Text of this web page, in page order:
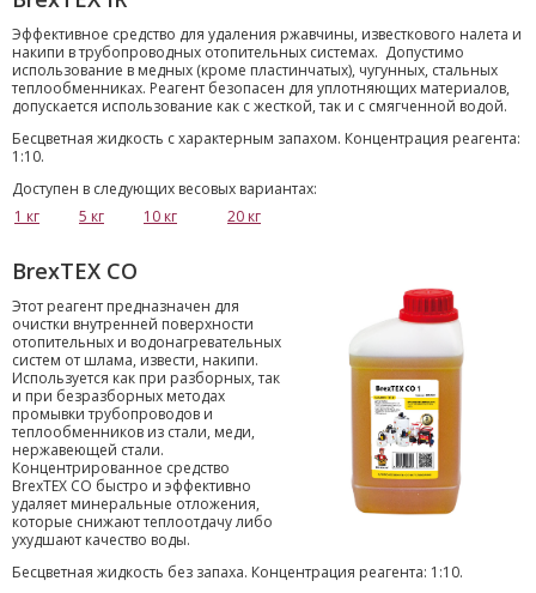
Эффективное средство для удаления ржавчины, известкового налета и
накипи в трубопроводных отопительных системах. Допустимо
использование в медных (кроме пластинчатых), чугунных, стальных
теплообменниках. Реагент безопасен для уплотняющих материалов,
допускается использование как с жесткой, так и с смягченной водой.
Бесцветная жидкость с характерным запахом. Концентрация реагента:
1:10.
Доступен в следующих весовых вариантах:
1 кг
5 кг 10 кг 20 кг
BrexTEX CO
Этот реагент предназначен для
очистки внутренней поверхности
отопительных и водонагревательных
систем от шлама, извести, накипи.
Используется как при разборных, так
и при безразборных методах
промывки трубопроводов и
теплообменников из стали, меди,
нержавеющей стали.
Концентрированное средство
BrexTEX CO быстро и эффективно
удаляет минеральные отложения,
которые снижают теплоотдачу либо
ухудшают качество воды.
Бесцветная жидкость без запаха. Концентрация реагента: 1:10.